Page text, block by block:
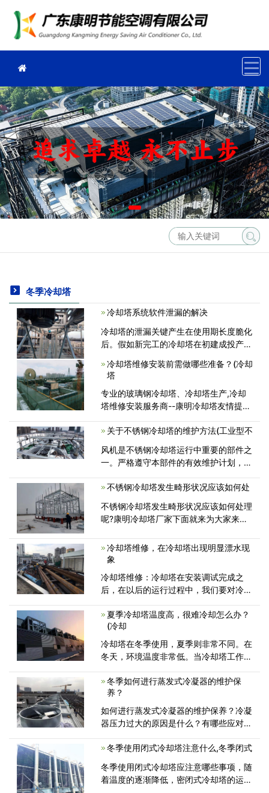
冬季冷却塔
冷却塔系统软件泄漏的解决
冷却塔的泄漏关键产生在使用期长度脆化
后。假如新完工的冷却塔在初建成投产后
生产制造時间上面有偏差，一部分构件不
符合规定，那依据很多年的工作经验<
冷却塔维修安装前需做哪些准备？(冷却
塔
专业的玻璃钢冷却塔、冷却塔生产,冷却
塔维修安装服务商--康明冷却塔友情提
却塔维修安装应选择在通风良好的地方作
为安装位置。2、两塔以上，塔群布局时
<
关于不锈钢冷却塔的维护方法(工业型不
风机是不锈钢冷却塔运行中重要的部件之
一。严格遵守本部件的有效维护计划，有
能耗和噪声。闭式冷却塔制造商在检查风
机时会断开风机电机的开关电源。<
不锈钢冷却塔发生畸形状况应该如何处
不锈钢冷却塔发生畸形状况应该如何处理
呢?康明冷却塔厂家下面就来为大家来介
况下，进入了不锈钢冷却塔的气氛、是枯
燥低湿球温度的气氛，水和氛围之间<
冷却塔维修，在冷却塔出现明显漂水现
象
冷却塔维修：冷却塔在安装调试完成之
后，在以后的运行过程中，我们要对冷却
入检查过程中出现冷却塔有明显的水漂
移，要及时联系换热冷却塔技术人员进行
处<
夏季冷却塔温度高，很难冷却怎么办？
(冷却
冷却塔在冬季使用，夏季则非常不同。在
冬天，环境温度非常低。当冷却塔工作
冬季如何进行蒸发式冷凝器的维护保
养？
如何进行蒸发式冷凝器的维护保养？冷凝
器压力过大的原因是什么？有哪些应对措
冬季使用闭式冷却塔注意什么,冬季闭式
冬季使用闭式冷却塔应注意哪些事项，随
着温度的逐渐降低，密闭式冷却塔的运行